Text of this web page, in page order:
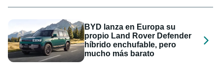
BYD lanza en Europa su
propio Land Rover Defender
híbrido enchufable, pero
mucho más barato